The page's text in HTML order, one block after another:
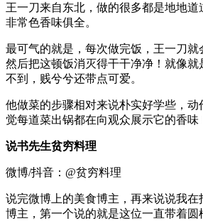
王一刀来自东北，做的很多都是地地
非常色香味俱全。
最可气的就是，每次做完饭，王一刀就
然后把这顿饭消灭得干干净净！就像
不到，贱兮兮还带点可爱。
他做菜的步骤相对来说朴实好学些，
觉每道菜出锅都在向观众展示它的香味
说书先生贫穷料理
微博/抖音：@贫穷料理
说完微博上的美食博主，再来说说我
博主，第一个说的就是这位一直带着圆